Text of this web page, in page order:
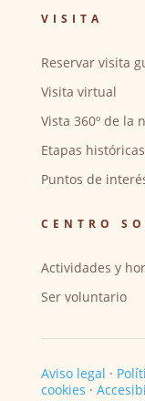
VISITA
Reservar visita
Visita virtual
Vista 360º de la
Etapas históricas
Puntos de
CENTRO
Actividades y
Ser voluntario
Aviso legal ·
cookies ·